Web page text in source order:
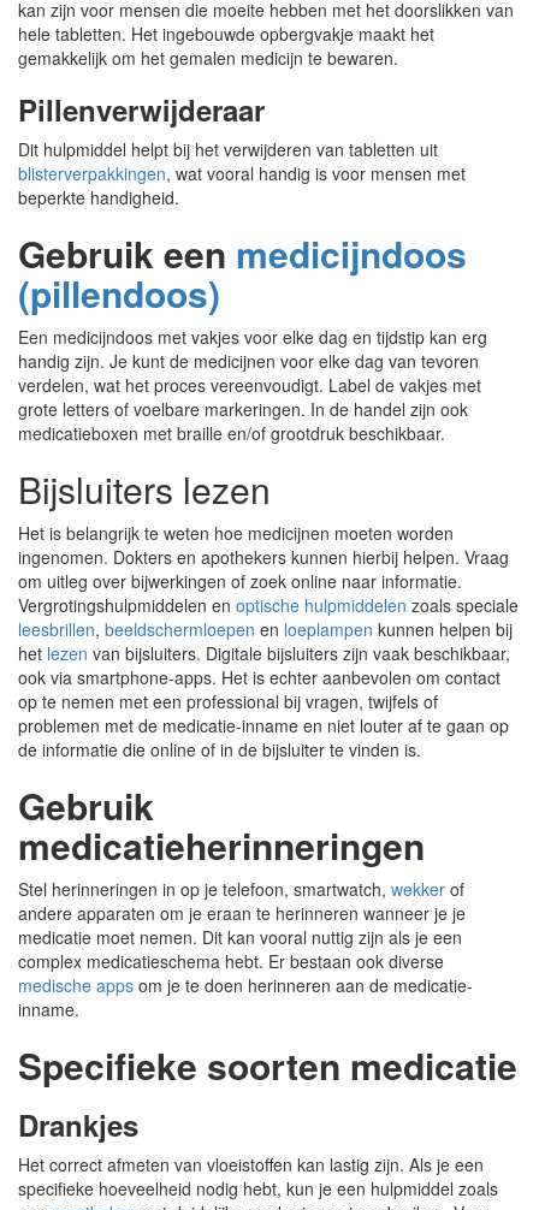
kan zijn voor mensen die moeite hebben met het doorslikken van
hele tabletten. Het ingebouwde opbergvakje maakt het
gemakkelijk om het gemalen medicijn te bewaren.
Pillenverwijderaar
Dit hulpmiddel helpt bij het verwijderen van tabletten uit
blisterverpakkingen, wat vooral handig is voor mensen met
beperkte handigheid.
Gebruik een medicijndoos
(pillendoos)
Een medicijndoos met vakjes voor elke dag en tijdstip kan erg
handig zijn. Je kunt de medicijnen voor elke dag van tevoren
verdelen, wat het proces vereenvoudigt. Label de vakjes met
grote letters of voelbare markeringen. In de handel zijn ook
medicatieboxen met braille en/of grootdruk beschikbaar.
Bijsluiters lezen
Het is belangrijk te weten hoe medicijnen moeten worden
ingenomen. Dokters en apothekers kunnen hierbij helpen. Vraag
om uitleg over bijwerkingen of zoek online naar informatie.
Vergrotingshulpmiddelen en optische hulpmiddelen zoals speciale
leesbrillen, beeldschermloepen en loeplampen kunnen helpen bij
het lezen van bijsluiters. Digitale bijsluiters zijn vaak beschikbaar,
ook via smartphone-apps. Het is echter aanbevolen om contact
op te nemen met een professional bij vragen, twijfels of
problemen met de medicatie-inname en niet louter af te gaan op
de informatie die online of in de bijsluiter te vinden is.
Gebruik
medicatieherinneringen
Stel herinneringen in op je telefoon, smartwatch, wekker of
andere apparaten om je eraan te herinneren wanneer je je
medicatie moet nemen. Dit kan vooral nuttig zijn als je een
complex medicatieschema hebt. Er bestaan ook diverse
medische apps om je te doen herinneren aan de medicatie-
inname.
Specifieke soorten medicatie
Drankjes
Het correct afmeten van vloeistoffen kan lastig zijn. Als je een
specifieke hoeveelheid nodig hebt, kun je een hulpmiddel zoals